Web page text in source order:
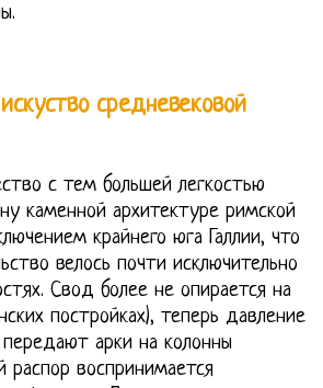
средневековой
с тем большей легкостью
каменной архитектуре римской
крайнего юга Галлии, что
велось почти исключительно
Свод более не опирается на
постройках), теперь давление
арки на колонны
распор воспринимается